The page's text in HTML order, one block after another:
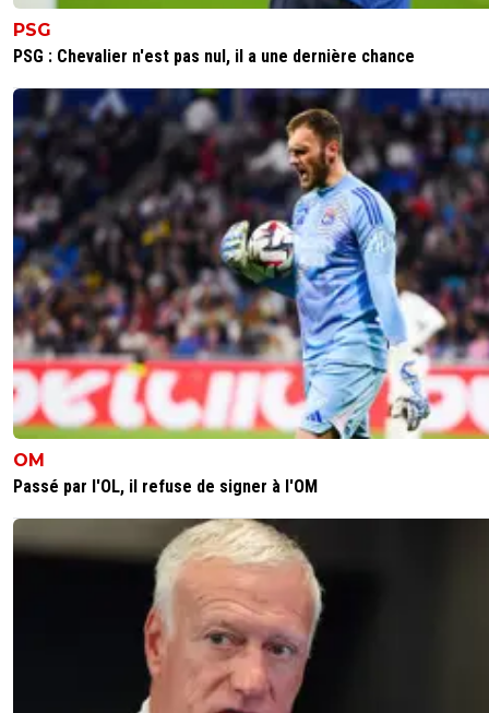
clubs achetés par des Emirats on sera la
premier league en attendant .... les clubs font
ils peuvent avec ce qu'ils ont
Répondre
TheRockGone 15 février 2026 à 15:24 531
Je pense pas que Lens va tenir mais je leur souhaite
pour notre pierrot
0 Répondre
mon-nom-est-personne 15 février 2026 à 15:15 246
je vois Lens champion
0+ Répondre
PSG
PSG : Chevalier n'est pas nul, il a une dernière chance
OM
Passé par l'OL, il refuse de signer à l'OM